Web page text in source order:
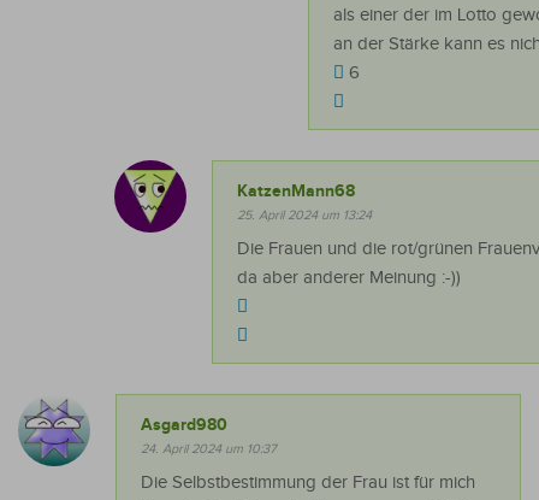
als einer der im Lotto
an der Stärke kann es
6
KatzenMann68
25. April 2024 um 13:24
Die Frauen und die rot/grünen
da aber anderer Meinung :-))
Asgard980
24. April 2024 um 10:37
Die Selbstbestimmung der Frau ist für mich